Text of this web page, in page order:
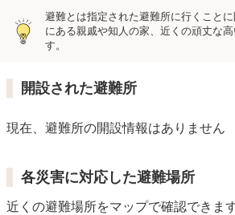
避難とは指定された避難所に行くこと
にある親戚や知人の家、近くの頑丈な
す。
開設された避難所
現在、避難所の開設情報はありません
各災害に対応した避難場所
近くの避難場所をマップで確認できま